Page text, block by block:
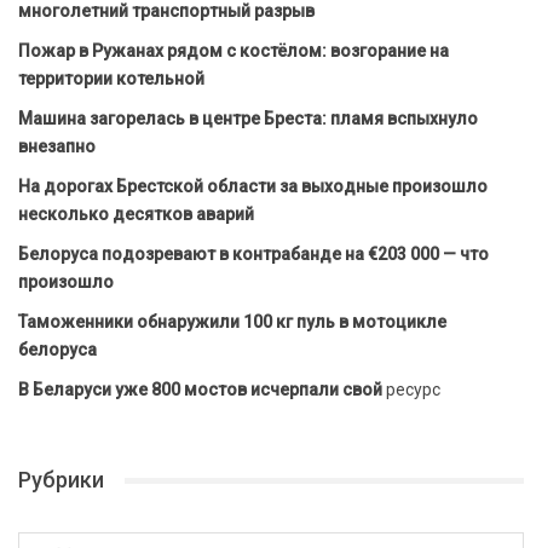
многолетний транспортный разрыв
Пожар в Ружанах рядом с костёлом: возгорание на
территории котельной
Машина загорелась в центре Бреста: пламя вспыхнуло
внезапно
На дорогах Брестской области за выходные произошло
несколько десятков аварий
Белоруса подозревают в контрабанде на €203 000 — что
произошло
Таможенники обнаружили 100 кг пуль в мотоцикле
белоруса
В Беларуси уже 800 мостов исчерпали свойресурс
Рубрики